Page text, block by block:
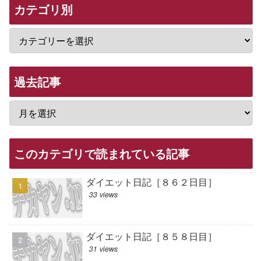
カテゴリ別
過去記事
このカテゴリで読まれている記事
ダイエット日記［８６２日目］
33 views
ダイエット日記［８５８日目］
31 views